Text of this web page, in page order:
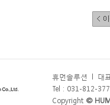
휴먼솔루션 대
Tel : 031-812-
Copyright ©